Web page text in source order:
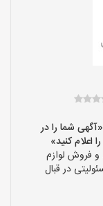
شما را در
فروش لوازم
در قبال